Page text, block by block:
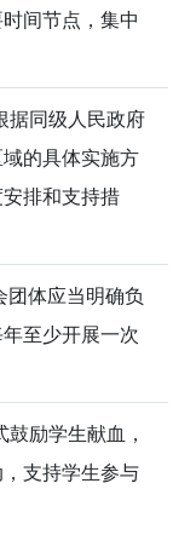
间节点，集中
同级人民政府
的具体实施方
排和支持措
体应当明确负
至少开展一次
励学生献血，
支持学生参与